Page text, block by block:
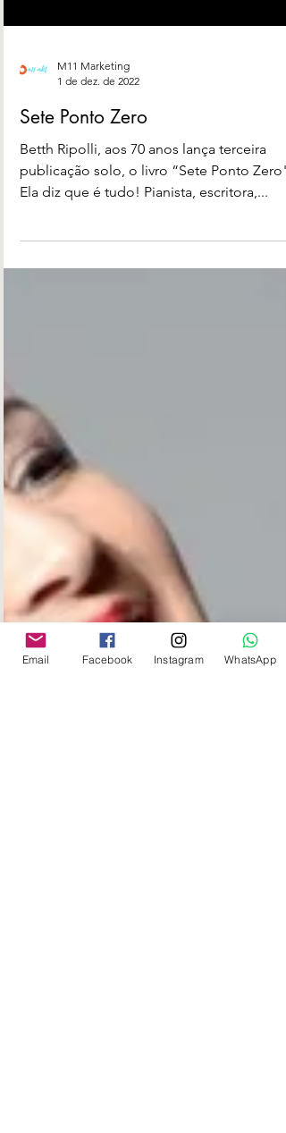
1 de dez. de 2022
Sete Ponto Zero
publicação solo, o livro “Sete Ponto Zero"
Email Facebook Instagram WhatsApp